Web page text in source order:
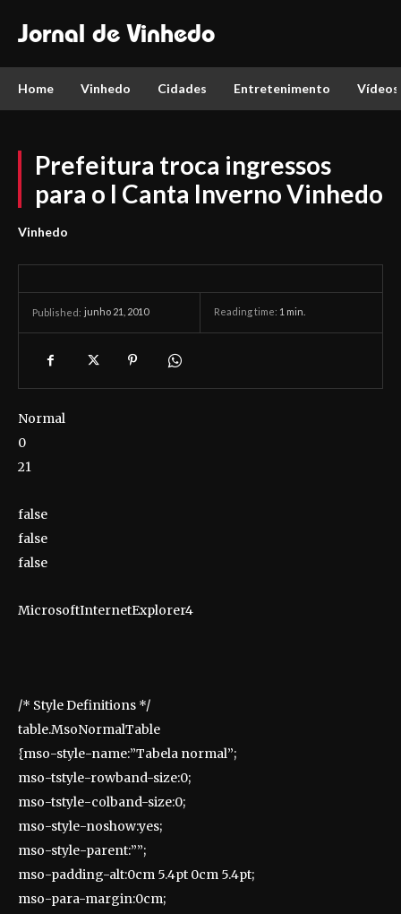
Jornal de Vinhedo
Home Vinhedo Cidades Entretenimento Vídeos
Prefeitura troca ingressos
para o I Canta Inverno Vinhedo
Vinhedo
Published: junho 21, 2010 Reading time: 1 min.
Normal
0
21
false
false
false
MicrosoftInternetExplorer4
/* Style Definitions */
table.MsoNormalTable
{mso-style-name:”Tabela normal”;
mso-tstyle-rowband-size:0;
mso-tstyle-colband-size:0;
mso-style-noshow:yes;
mso-style-parent:””;
mso-padding-alt:0cm 5.4pt 0cm 5.4pt;
mso-para-margin:0cm;